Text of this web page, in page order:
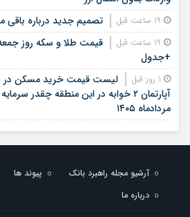
تصمیم جدید درباره باقی
+جدول
لیست قیمت خرید مسکن در
آپارتمان ۲ خوابه در این منطقه چقدر
مردادماه ۱۴۰۵
1 روز قبل
عرضه سهام اعلام شد
لیست قیمت اجاره مسکن در
اجاره آپارتمان در این منطقه چقدر بودجه
مردادماه ۱۴۰۵
آرشیو مجله راهبرد بانک پیوند ها
درباره ما